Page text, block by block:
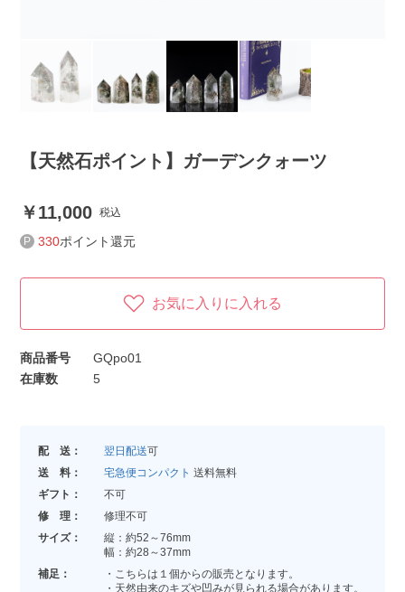
【天然石ポイント】ガーデンクォーツ
11,000 税込
330ポイント還元
お気に入りに入れる
商品番号
GQpo01
在庫数
5
配 送： 翌日配送可
送 料：
宅急便コンパクト 送料無料
ギフト：
不可
修 理：
修理不可
サイズ：
縦：約52～76mm
幅：約28～37mm
補足：
・こちらは１個からの販売となります。
・天然由来のキズや凹みが見られる場合があります。